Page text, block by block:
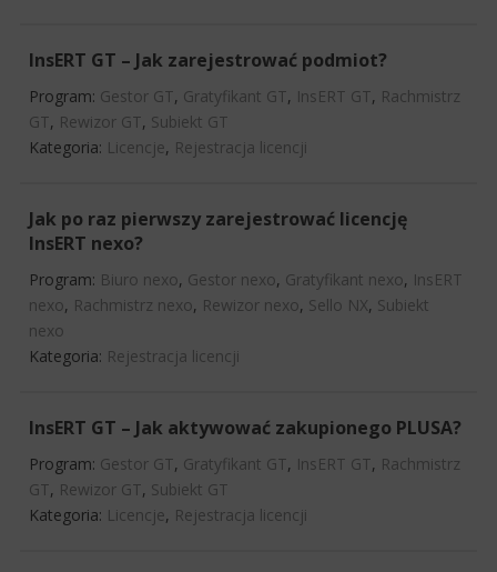
InsERT GT – Jak zarejestrować podmiot?
Program: Gestor GT, Gratyfikant GT, InsERT GT, Rachmistrz
GT, Rewizor GT, Subiekt GT
Kategoria: Licencje, Rejestracja licencji
Jak po raz pierwszy zarejestrować licencję
InsERT nexo?
Program: Biuro nexo, Gestor nexo, Gratyfikant nexo, InsERT
nexo, Rachmistrz nexo, Rewizor nexo, Sello NX, Subiekt
nexo
Kategoria: Rejestracja licencji
InsERT GT – Jak aktywować zakupionego PLUSA?
Program: Gestor GT, Gratyfikant GT, InsERT GT, Rachmistrz
GT, Rewizor GT, Subiekt GT
Kategoria: Licencje, Rejestracja licencji